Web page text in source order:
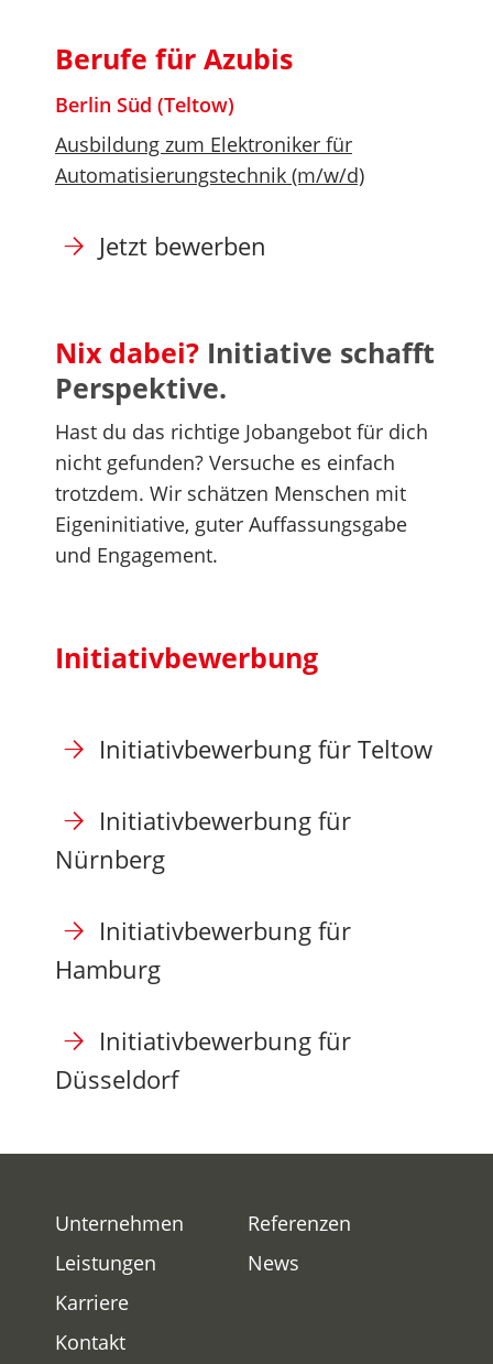
Berufe für Azubis
Berlin Süd (Teltow)
Ausbildung zum Elektroniker für
Automatisierungstechnik (m/w/d)
Jetzt bewerben
Nix dabei? Initiative schafft
Perspektive.
Hast du das richtige Jobangebot für dich
nicht gefunden? Versuche es einfach
trotzdem. Wir schätzen Menschen mit
Eigeninitiative, guter Auffassungsgabe
und Engagement.
Initiativbewerbung
Initiativbewerbung für Teltow
Initiativbewerbung für
Nürnberg
Initiativbewerbung für
Hamburg
Initiativbewerbung für
Düsseldorf
Unternehmen
Leistungen
Referenzen
News
Karriere
Kontakt